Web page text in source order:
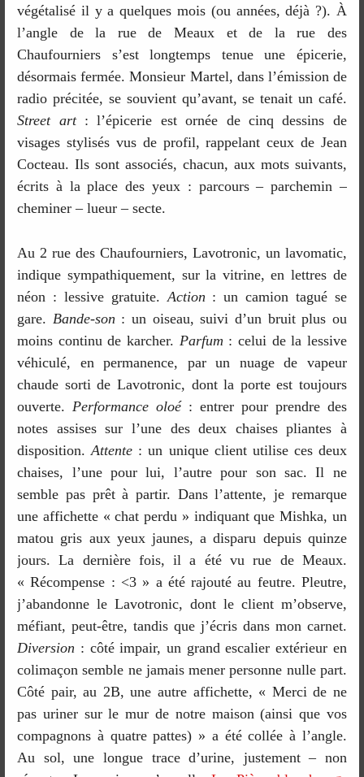
végétalisé il y a quelques mois (ou années, déjà ?). À
l’angle de la rue de Meaux et de la rue des
Chaufourniers s’est longtemps tenue une épicerie,
désormais fermée. Monsieur Martel, dans l’émission de
radio précitée, se souvient qu’avant, se tenait un café.
Street art: l’épicerie est ornée de cinq dessins de
visages stylisés vus de profil, rappelant ceux de Jean
Cocteau. Ils sont associés, chacun, aux mots suivants,
écrits à la place des yeux : parcours – parchemin –
cheminer – lueur – secte.
Au 2 rue des Chaufourniers, Lavotronic, un lavomatic,
indique sympathiquement, sur la vitrine, en lettres de
néon : lessive gratuite. Action : un camion tagué se
gare. Bande-son : un oiseau, suivi d’un bruit plus ou
moins continu de karcher. Parfum : celui de la lessive
véhiculé, en permanence, par un nuage de vapeur
chaude sorti de Lavotronic, dont la porte est toujours
ouverte. Performance oloé: entrer pour prendre des
notes assises sur l’une des deux chaises pliantes à
disposition.Attente : un unique client utilise ces deux
chaises, l’une pour lui, l’autre pour son sac. Il ne
semble pas prêt à partir. Dans l’attente, je remarque
une affichette « chat perdu » indiquant que Mishka, un
matou gris aux yeux jaunes, a disparu depuis quinze
jours. La dernière fois, il a été vu rue de Meaux.
« Récompense : <3 » a été rajouté au feutre. Pleutre,
j’abandonne le Lavotronic, dont le client m’observe,
méfiant, peut-être, tandis que j’écris dans mon carnet.
Diversion : côté impair, un grand escalier extérieur en
colimaçon semble ne jamais mener personne nulle part.
Côté pair, au 2B, une autre affichette, « Merci de ne
pas uriner sur le mur de notre maison (ainsi que vos
compagnons à quatre pattes) » a été collée à l’angle.
Au sol, une longue trace d’urine, justement – non